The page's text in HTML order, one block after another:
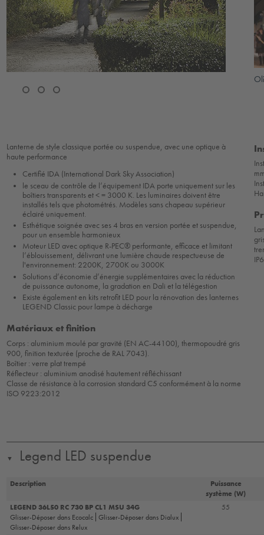
Lanterne de style classique portée ou suspendue, avec une optique à
haute performance
Certifié IDA (International Dark Sky Association)
le sceau de contrôle de l’équipement IDA porte uniquement sur les
boîtiers transparents et < = 3000 K. Les luminaires doivent être
installés tels que photométrés. Modèles sans chapeau supérieur
éclairé uniquement.
Esthétique soignée avec ses 4 bras en version portée et suspendue,
pour un ensemble harmonieux
Moteur LED avec optique R-PEC® performante, efficace et limitant
l’éblouissement, délivrant une lumière chaude respectueuse de
l'environnement: 2200K, 2700K ou 3000K
Solutions d’économie d’énergie supplémentaires avec la réduction
de puissance autonome, la gradation en Dali et la télégestion
Existe également en kits retrofit LED pour la rénovation des lanternes
LEGEND Classic pour lampe à décharge
Matériaux et finition
Corps : aluminium moulé par gravité (EN AC-44100), thermopoudré gris
900, finition texturée (proche de RAL 7043).
Boîtier : verre plat trempé
Réflecteur : aluminium anodisé hautement réfléchissant
Classe de résistance à la corrosion standard C5 conformément à la norme
ISO 9223:2012
▼ Legend LED suspendue
Description
Puissance
système (W)
LEGEND 36L50 RC 730 BP CL1 MSU 34G
Glisser-Déposer dans Ecocalc Glisser-Déposer dans Dialux
Glisser-Déposer dans Relux
55